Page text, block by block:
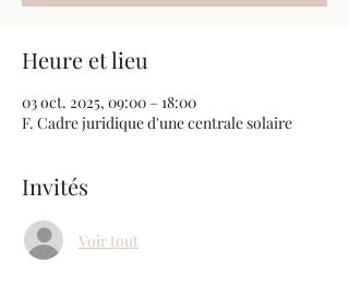
Heure et lieu
03 oct. 2025, 09:00 – 18:00
F. Cadre juridique d'une centrale solaire
Invités
Voir tout